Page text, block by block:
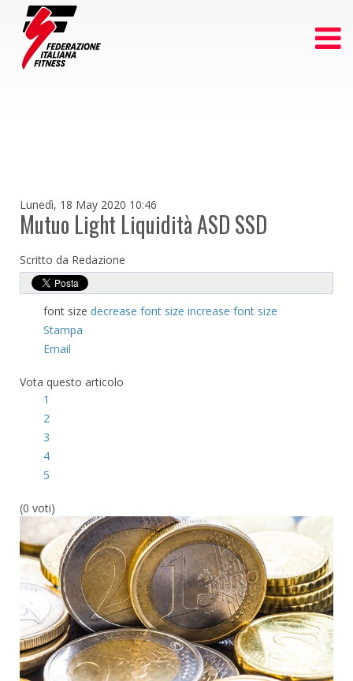
Lunedì, 18 May 2020 10:46
Mutuo Light Liquidità ASD SSD
Scritto da Redazione
font size decrease font size increase font size
Stampa
Email
Vota questo articolo
1
2
3
4
5
(0 voti)